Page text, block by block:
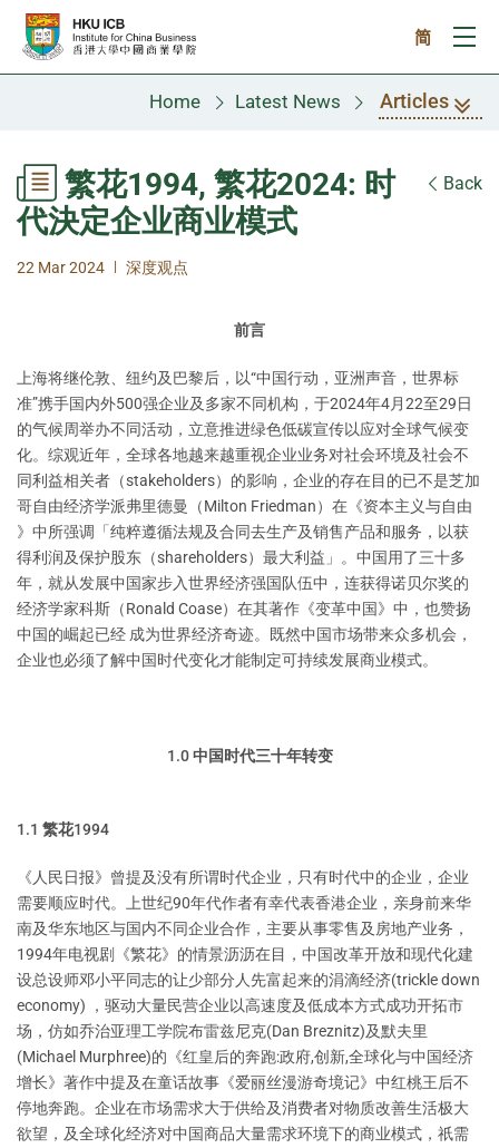
Skip to main content
简
Home Latest News Articles
繁花1994, 繁花2024: 时
代決定企业商业模式
Back
22 Mar 2024 | 深度观点
前言
上海将继伦敦、纽约及巴黎后，以“中国行动，亚洲声音，世界标
准”携手国内外500强企业及多家不同机构，于2024年4月22至29日
的气候周举办不同活动，立意推进绿色低碳宣传以应对全球气候变
化。综观近年，全球各地越来越重视企业业务对社会环境及社会不
同利益相关者（stakeholders）的影响，企业的存在目的已不是芝加
哥自由经济学派弗里德曼（Milton Friedman）在《资本主义与自由
》中所强调「纯粹遵循法规及合同去生产及销售产品和服务，以获
得利润及保护股东（shareholders）最大利益」。中国用了三十多
年，就从发展中国家步入世界经济强国队伍中，连获得诺贝尔奖的
经济学家科斯（Ronald Coase）在其著作《变革中国》中，也赞扬
中国的崛起已经 成为世界经济奇迹。既然中国市场带来众多机会，
企业也必须了解中国时代变化才能制定可持续发展商业模式。
1.0 中国时代三十年转变
1.1 繁花1994
《人民日报》曾提及没有所谓时代企业，只有时代中的企业，企业
需要顺应时代。上世纪90年代作者有幸代表香港企业，亲身前来华
南及华东地区与国内不同企业合作，主要从事零售及房地产业务，
1994年电视剧《繁花》的情景沥沥在目，中国改革开放和现代化建
设总设师邓小平同志的让少部分人先富起来的涓滴经济(trickle down
economy) ，驱动大量民营企业以高速度及低成本方式成功开拓市
场，仿如乔治亚理工学院布雷兹尼克(Dan Breznitz)及默夫里
(Michael Murphree)的《红皇后的奔跑:政府,创新,全球化与中国经济
增长》著作中提及在童话故事《爱丽丝漫游奇境记》中红桃王后不
停地奔跑。企业在市场需求大于供给及消费者对物质改善生活极大
欲望，及全球化经济对中国商品大量需求环境下的商业模式，祇需